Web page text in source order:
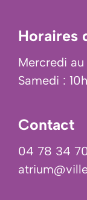
Horaires
Mercredi
Samedi :
Contact
04 78 34